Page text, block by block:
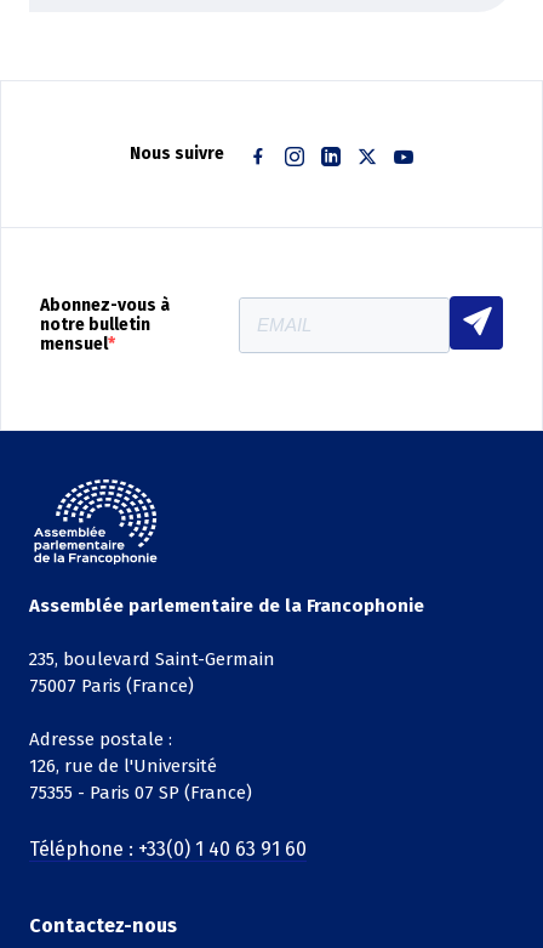
Nous suivre
Abonnez-vous à
notre bulletin
mensuel
Assemblée parlementaire de la Francophonie
235, boulevard Saint-Germain
75007 Paris (France)
Adresse postale :
126, rue de l'Université
75355 - Paris 07 SP (France)
Téléphone : +33(0) 1 40 63 91 60
Contactez-nous